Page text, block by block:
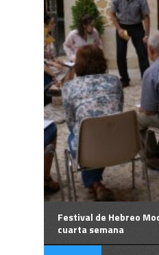
Festival de Hebreo
cuarta semana